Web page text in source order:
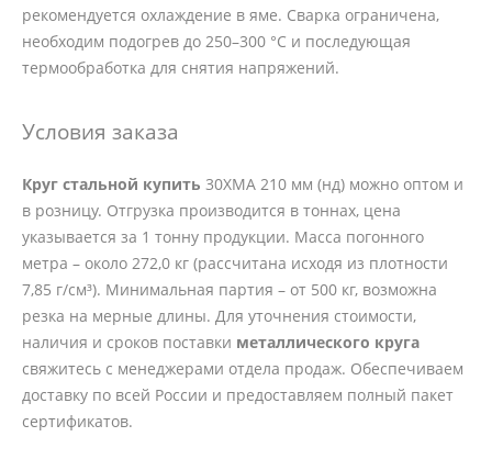
рекомендуется охлаждение в яме. Сварка ограничена,
необходим подогрев до 250–300 °C и последующая
термообработка для снятия напряжений.
Условия заказа
Круг стальной купить 30ХМА 210 мм (нд) можно оптом и
в розницу. Отгрузка производится в тоннах, цена
указывается за 1 тонну продукции. Масса погонного
метра – около 272,0 кг (рассчитана исходя из плотности
7,85 г/см³). Минимальная партия – от 500 кг, возможна
резка на мерные длины. Для уточнения стоимости,
наличия и сроков поставки металлического круга
свяжитесь с менеджерами отдела продаж. Обеспечиваем
доставку по всей России и предоставляем полный пакет
сертификатов.